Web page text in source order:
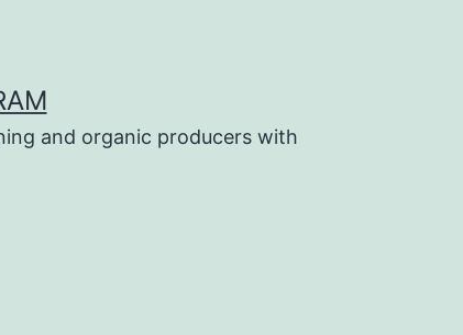
and organic producers with